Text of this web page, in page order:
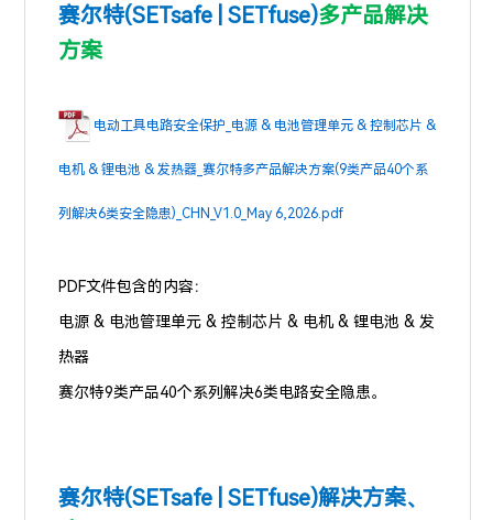
赛尔特(SETsafe | SETfuse)多产品解决
方案
电动工具电路安全保护_电源 & 电池管理单元 & 控制芯片 &
电机 & 锂电池 & 发热器_赛尔特多产品解决方案(9类产品40个系
列解决6类安全隐患)_CHN_V1.0_May 6,2026.pdf
PDF文件包含的内容：
电源 & 电池管理单元 & 控制芯片 & 电机 & 锂电池 & 发
热器
赛尔特9类产品40个系列解决6类电路安全隐患。
赛尔特(SETsafe | SETfuse)解决方案、